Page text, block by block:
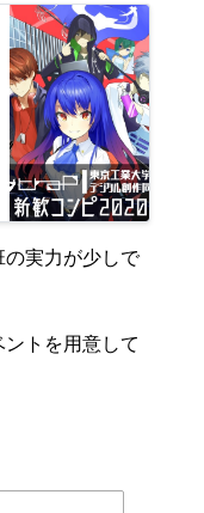
の実力が少しで
トを用意して